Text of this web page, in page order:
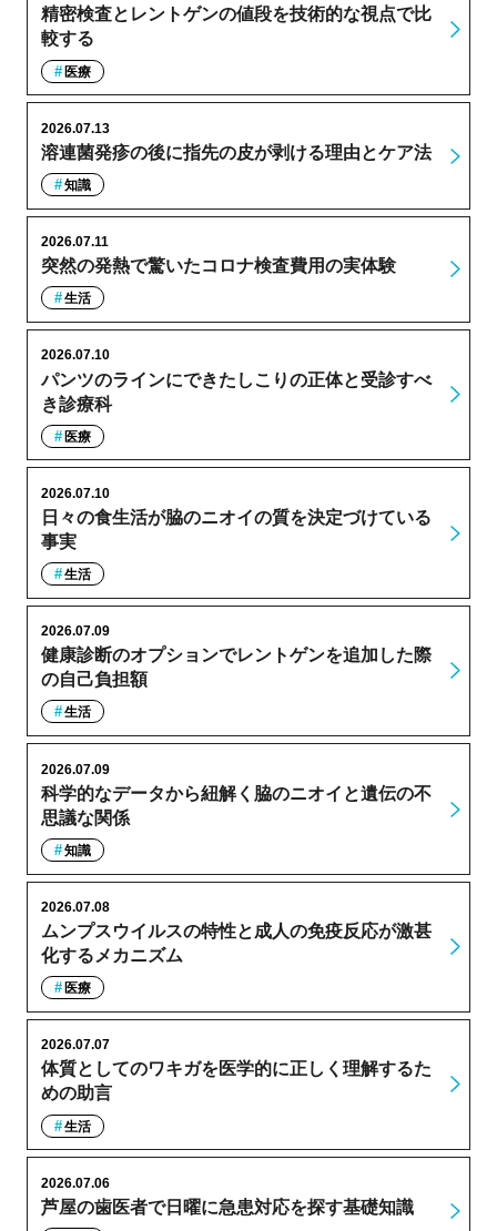
精密検査とレントゲンの値段を技術的な視点で比
較する
医療
溶連菌発疹の後に指先の皮が剥ける理由とケア法
2026.07.13
知識
突然の発熱で驚いたコロナ検査費用の実体験
2026.07.11
生活
パンツのラインにできたしこりの正体と受診すべ
き診療科
2026.07.10
医療
日々の食生活が脇のニオイの質を決定づけている
事実
2026.07.10
生活
健康診断のオプションでレントゲンを追加した際
の自己負担額
2026.07.09
生活
科学的なデータから紐解く脇のニオイと遺伝の不
思議な関係
2026.07.09
知識
ムンプスウイルスの特性と成人の免疫反応が激甚
化するメカニズム
2026.07.08
医療
体質としてのワキガを医学的に正しく理解するた
めの助言
2026.07.07
生活
芦屋の歯医者で日曜に急患対応を探す基礎知識
2026.07.06